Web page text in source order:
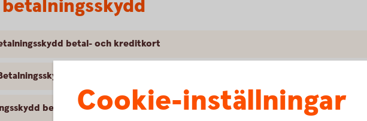
betal- och kreditkort
betal- och kreditkort
betal- och kreditkort
Cookie-inställningar